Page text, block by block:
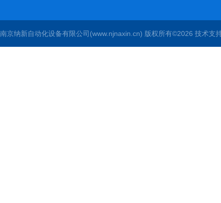
南京纳新自动化设备有限公司(www.njnaxin.cn) 版权所有©2026 技术支